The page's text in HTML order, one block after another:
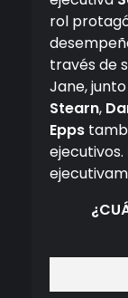
rol
través de
Jane,
Stearn,
Epps
ejecutivos.